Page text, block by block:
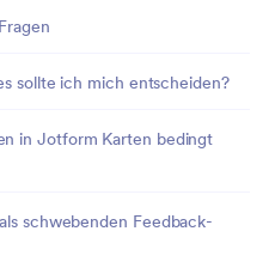
sollte ich mich entscheiden?
in Jotform Karten bedingt
schwebenden Feedback-